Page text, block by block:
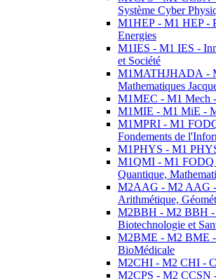
Système Cyber
M1HEP - M1 HEP -
Energies
M1IES - M1 IES -
et Société
M1MATHJHADA -
Mathematiques
M1MEC - M1 Mech
M1MIE - M1 MiE -
M1MPRI - M1
Fondements de
M1PHYS - M1
M1QMI - M1
Quantique,
M2AAG - M2 AAG -
Arithmétique,
M2BBH - M2 BBH -
Biotechnologie et
M2BME - M2 BME -
BioMédicale
M2CHI - M2 CHI -
M2CPS - M2 CCSN